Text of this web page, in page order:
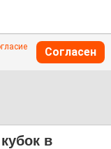
Согласен
в